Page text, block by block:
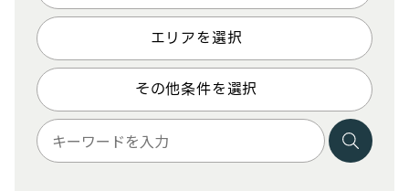
エリアを選択
その他条件を選択